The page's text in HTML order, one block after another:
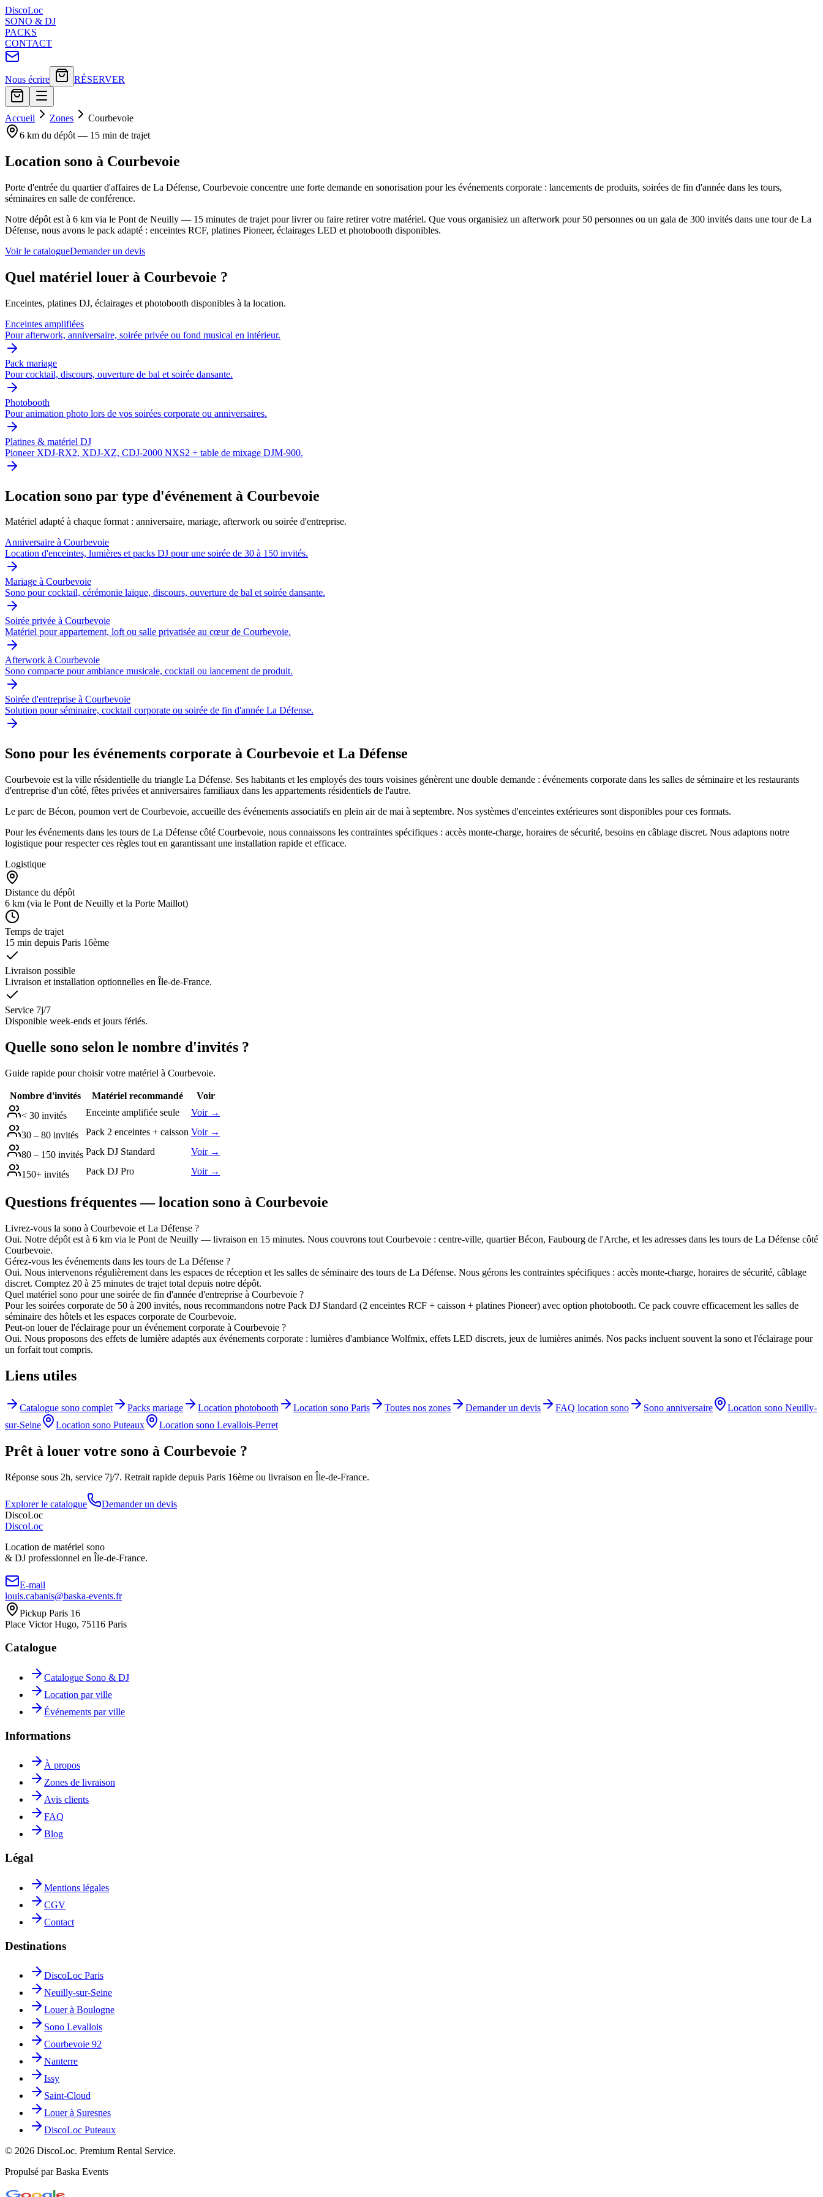
DiscoLoc
SONO & DJ
PACKS
CONTACT
Nous écrire RÉSERVER
Accueil Zones
Courbevoie
6 km du dépôt — 15 min de trajet
Location sono à Courbevoie
Porte d'entrée du quartier d'affaires de La Défense, Courbevoie concentre une forte demande en sonorisation pour les événements corporate : lancements de produits, soirées de fin d'année dans les tours,
séminaires en salle de conférence.
Notre dépôt est à 6 km via le Pont de Neuilly — 15 minutes de trajet pour livrer ou faire retirer votre matériel. Que vous organisiez un afterwork pour 50 personnes ou un gala de 300 invités dans une tour de La
Défense, nous avons le pack adapté : enceintes RCF, platines Pioneer, éclairages LED et photobooth disponibles.
Voir le catalogueDemander un devis
Quel matériel louer à Courbevoie ?
Enceintes, platines DJ, éclairages et photobooth disponibles à la location.
Enceintes amplifiées
Pour afterwork, anniversaire, soirée privée ou fond musical en intérieur.
Pack mariage
Pour cocktail, discours, ouverture de bal et soirée dansante.
Photobooth
Pour animation photo lors de vos soirées corporate ou anniversaires.
Platines & matériel DJ
Pioneer XDJ-RX2, XDJ-XZ, CDJ-2000 NXS2 + table de mixage DJM-900.
Location sono par type d'événement à Courbevoie
Matériel adapté à chaque format : anniversaire, mariage, afterwork ou soirée d'entreprise.
Anniversaire à Courbevoie
Location d'enceintes, lumières et packs DJ pour une soirée de 30 à 150 invités.
Mariage à Courbevoie
Sono pour cocktail, cérémonie laïque, discours, ouverture de bal et soirée dansante.
Soirée privée à Courbevoie
Matériel pour appartement, loft ou salle privatisée au cœur de Courbevoie.
Afterwork à Courbevoie
Sono compacte pour ambiance musicale, cocktail ou lancement de produit.
Soirée d'entreprise à Courbevoie
Solution pour séminaire, cocktail corporate ou soirée de fin d'année La Défense.
Sono pour les événements corporate à Courbevoie et La Défense
Courbevoie est la ville résidentielle du triangle La Défense. Ses habitants et les employés des tours voisines génèrent une double demande : événements corporate dans les salles de séminaire et les restaurants
d'entreprise d'un côté, fêtes privées et anniversaires familiaux dans les appartements résidentiels de l'autre.
Le parc de Bécon, poumon vert de Courbevoie, accueille des événements associatifs en plein air de mai à septembre. Nos systèmes d'enceintes extérieures sont disponibles pour ces formats.
Pour les événements dans les tours de La Défense côté Courbevoie, nous connaissons les contraintes spécifiques : accès monte-charge, horaires de sécurité, besoins en câblage discret. Nous adaptons notre
logistique pour respecter ces règles tout en garantissant une installation rapide et efficace.
Logistique
Distance du dépôt
6 km (via le Pont de Neuilly et la Porte Maillot)
Temps de trajet
15 min depuis Paris 16ème
Livraison possible
Livraison et installation optionnelles en Île-de-France.
Service 7j/7
Disponible week-ends et jours fériés.
Quelle sono selon le nombre d'invités ?
Guide rapide pour choisir votre matériel à Courbevoie.
Nombre d'invités Matériel recommandé
Voir
< 30 invités
Enceinte amplifiée seule Voir →
30 – 80 invités Pack 2 enceintes + caisson Voir →
80 – 150 invités Pack DJ Standard Voir →
150+ invités Pack DJ Pro Voir →
Questions fréquentes — location sono à Courbevoie
Livrez-vous la sono à Courbevoie et La Défense ?
Oui. Notre dépôt est à 6 km via le Pont de Neuilly — livraison en 15 minutes. Nous couvrons tout Courbevoie : centre-ville, quartier Bécon, Faubourg de l'Arche, et les adresses dans les tours de La Défense côté
Courbevoie.
Gérez-vous les événements dans les tours de La Défense ?
Oui. Nous intervenons régulièrement dans les espaces de réception et les salles de séminaire des tours de La Défense. Nous gérons les contraintes spécifiques : accès monte-charge, horaires de sécurité, câblage
discret. Comptez 20 à 25 minutes de trajet total depuis notre dépôt.
Quel matériel sono pour une soirée de fin d'année d'entreprise à Courbevoie ?
Pour les soirées corporate de 50 à 200 invités, nous recommandons notre Pack DJ Standard (2 enceintes RCF + caisson + platines Pioneer) avec option photobooth. Ce pack couvre efficacement les salles de
séminaire des hôtels et les espaces corporate de Courbevoie.
Peut-on louer de l'éclairage pour un événement corporate à Courbevoie ?
Oui. Nous proposons des effets de lumière adaptés aux événements corporate : lumières d'ambiance Wolfmix, effets LED discrets, jeux de lumières animés. Nos packs incluent souvent la sono et l'éclairage pour
un forfait tout compris.
Liens utiles
Catalogue sono complet Packs mariage Location photobooth Location sono Paris Toutes nos zones Demander un devis FAQ location sono Sono anniversaire Location sono Neuilly-
sur-Seine
Location sono Puteaux Location sono Levallois-Perret
Prêt à louer votre sono à Courbevoie ?
Réponse sous 2h, service 7j/7. Retrait rapide depuis Paris 16ème ou livraison en Île-de-France.
Explorer le catalogue
Demander un devis
DiscoLoc
DiscoLoc
Location de matériel sono
& DJ professionnel en Île-de-France.
E-mail
louis.cabanis@baska-events.fr
Pickup Paris 16
Place Victor Hugo, 75116 Paris
Catalogue
Catalogue Sono & DJ
Location par ville
Événements par ville
Informations
À propos
Zones de livraison
Avis clients
FAQ
Blog
Légal
Mentions légales
CGV
Contact
Destinations
DiscoLoc Paris
Neuilly-sur-Seine
Louer à Boulogne
Sono Levallois
Courbevoie 92
Nanterre
Issy
Saint-Cloud
Louer à Suresnes
DiscoLoc Puteaux
© 2026 DiscoLoc. Premium Rental Service.
Propulsé par Baska Events